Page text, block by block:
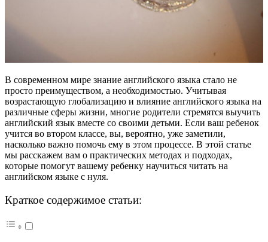
В современном мире знание английского языка стало не
просто преимуществом, а необходимостью. Учитывая
возрастающую глобализацию и влияние английского языка на
различные сферы жизни, многие родители стремятся выучить
английский язык вместе со своими детьми. Если ваш ребенок
учится во втором классе, вы, вероятно, уже заметили,
насколько важно помочь ему в этом процессе. В этой статье
мы расскажем вам о практических методах и подходах,
которые помогут вашему ребенку научиться читать на
английском языке с нуля.
Краткое содержимое статьи: